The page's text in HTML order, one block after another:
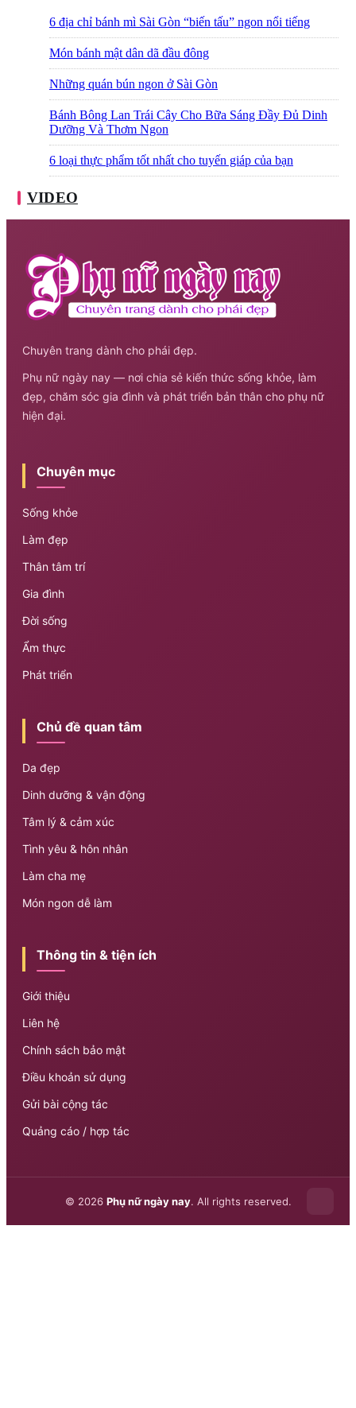
6 địa chỉ bánh mì Sài Gòn “biến tấu” ngon nổi tiếng
Món bánh mật dân dã đầu đông
Những quán bún ngon ở Sài Gòn
Bánh Bông Lan Trái Cây Cho Bữa Sáng Đầy Đủ Dinh
Dưỡng Và Thơm Ngon
6 loại thực phẩm tốt nhất cho tuyến giáp của bạn
VIDEO
Chuyên trang dành cho phái đẹp.
Phụ nữ ngày nay — nơi chia sẻ kiến thức sống khỏe, làm
đẹp, chăm sóc gia đình và phát triển bản thân cho phụ nữ
hiện đại.
Chuyên mục
Sống khỏe
Làm đẹp
Thân tâm trí
Gia đình
Đời sống
Ẩm thực
Phát triển
Chủ đề quan tâm
Da đẹp
Dinh dưỡng & vận động
Tâm lý & cảm xúc
Tình yêu & hôn nhân
Làm cha mẹ
Món ngon dễ làm
Thông tin & tiện ích
Giới thiệu
Liên hệ
Chính sách bảo mật
Điều khoản sử dụng
Gửi bài cộng tác
Quảng cáo / hợp tác
© 2026 Phụ nữ ngày nay. All rights reserved.